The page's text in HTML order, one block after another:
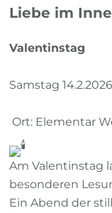
Liebe im
Valentinstag
Samstag
Ort: Elementar
Am Valentinstag
besonderen
Ein Abend der